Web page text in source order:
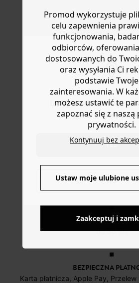
Do you want to be
YES
NO
lub wymianę.
pikowane. Ta sukienka damska
pochodzącą z pulpy drzewnej z lasów
sposób zrównoważony.
DOSTAWA DO
4 do 6 dni
DARMOWE
do 30 dni
BEZPIECZNA
Karta płatnicza, Apple Pay,
Promod wykorzystuje
celu zapewnienia
funkcjonowania,
odbiorców, oferowania
dostosowanych do
oraz wysyłania Ci
podstawie
zainteresowania. W
możesz ustawić te
zapoznać się z naszą
prywatności.
Kontynuuj bez
Ustaw moje ulubione
Zaakceptuj i